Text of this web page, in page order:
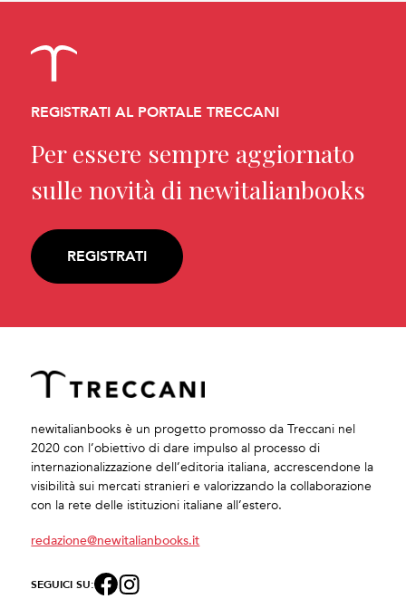
REGISTRATI AL PORTALE TRECCANI
Per essere sempre aggiornato
sulle novità di newitalianbooks
REGISTRATI
newitalianbooks è un progetto promosso da Treccani nel
2020 con l’obiettivo di dare impulso al processo di
internazionalizzazione dell’editoria italiana, accrescendone la
visibilità sui mercati stranieri e valorizzando la collaborazione
con la rete delle istituzioni italiane all’estero.
redazione@newitalianbooks.it
SEGUICI SU: